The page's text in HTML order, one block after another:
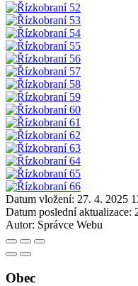
Datum vložení: 27. 4. 2025
Datum poslední aktualizace:
Autor: Správce Webu
Obec